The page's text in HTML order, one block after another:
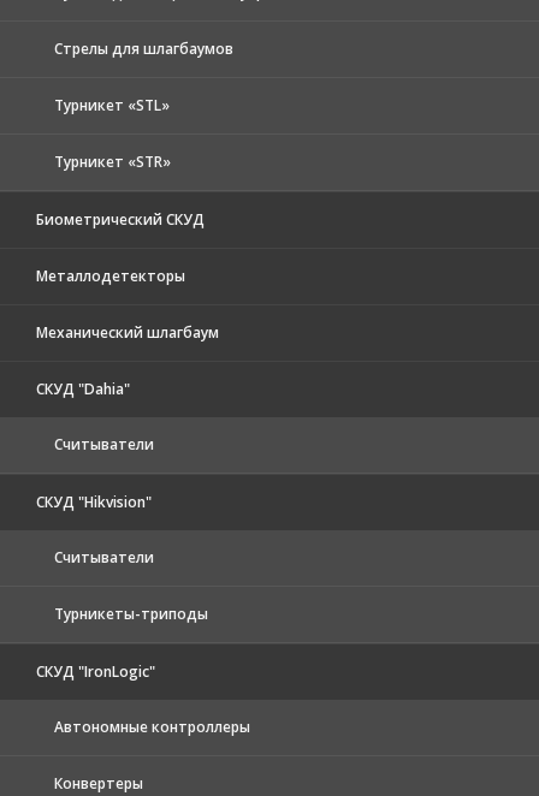
Стрелы для шлагбаумов
Турникет «STL»
Турникет «STR»
Биометрический СКУД
Металлодетекторы
Механический шлагбаум
СКУД "Dahia"
Считыватели
СКУД "Hikvision"
Считыватели
Турникеты-триподы
СКУД "IronLogic"
Автономные контроллеры
Конвертеры